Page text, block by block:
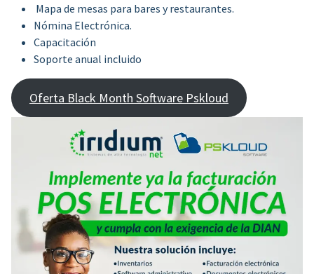
Mapa de mesas para bares y restaurantes.
Nómina Electrónica.
Capacitación
Soporte anual incluido
Oferta Black Month Software Pskloud